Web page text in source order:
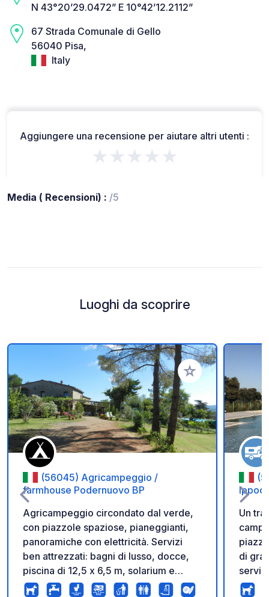
N 43°20’29.0472” E 10°42’12.2112”
67 Strada Comunale di Gello
56040 Pisa,
Italy
Aggiungere una recensione per aiutare altri utenti :
★★★★★
Media ( Recensioni) : /5
Luoghi da scoprire
Aggiungi ai tuoi
(56045) Agricampeggio /
farmhouse Podernuovo BP
Agricampeggio circondato dal verde,
con piazzole spaziose, pianeggianti,
panoramiche con elettricità. Servizi
ben attrezzati: bagni di lusso, docce,
piscina di 12,5 x 6,5 m, solarium e
barbecue. Carico e scarico acqua
Un
di